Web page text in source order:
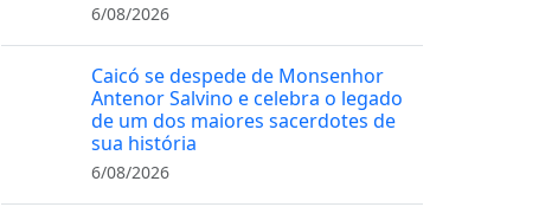
6/08/2026
Caicó se despede de Monsenhor
Antenor Salvino e celebra o legado
de um dos maiores sacerdotes de
sua história
6/08/2026